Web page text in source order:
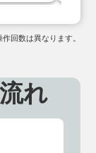
回数は異なります。
れ